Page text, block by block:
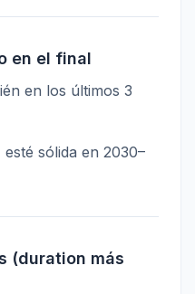
en el final
en los últimos 3
sólida en 2030–
(duration más